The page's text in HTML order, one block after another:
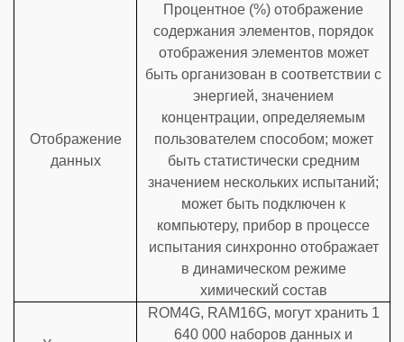
Отображение
данных
Процентное (%) отображение
содержания элементов, порядок
отображения элементов может
быть организован в соответствии с
энергией, значением
концентрации, определяемым
пользователем способом; может
быть статистически средним
значением нескольких испытаний;
может быть подключен к
компьютеру, прибор в процессе
испытания синхронно отображает
в динамическом режиме
химический состав
ROM4G, RAM16G, могут хранить 1
640 000 наборов данных и